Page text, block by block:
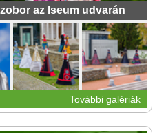
az Iseum udvarán
További galériák